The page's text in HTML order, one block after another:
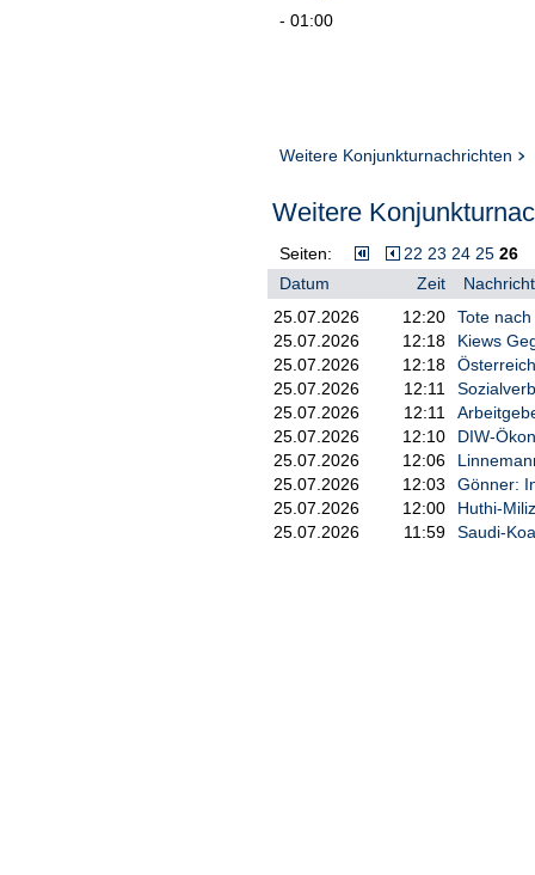
- 01:00
Weitere Konjunkturnachrichten
Weitere
Seiten: 22 23 24 25 26
Datum
Zeit
25.07.2026
12:20
Tote
25.07.2026
12:18
Kiews
25.07.2026
12:18
25.07.2026
12:11
25.07.2026
12:11
25.07.2026
12:10
DIW-
25.07.2026
12:06
25.07.2026
12:03
Gönner:
25.07.2026
12:00
Huthi-
25.07.2026
11:59 Saudi-